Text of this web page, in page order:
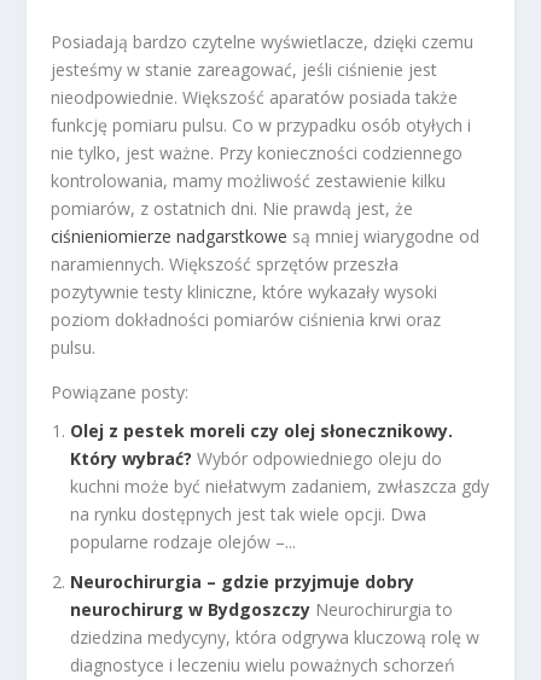
Posiadają bardzo czytelne wyświetlacze, dzięki czemu
jesteśmy w stanie zareagować, jeśli ciśnienie jest
nieodpowiednie. Większość aparatów posiada także
funkcję pomiaru pulsu. Co w przypadku osób otyłych i
nie tylko, jest ważne. Przy konieczności codziennego
kontrolowania, mamy możliwość zestawienie kilku
pomiarów, z ostatnich dni. Nie prawdą jest, że
ciśnieniomierze nadgarstkowe są mniej wiarygodne od
naramiennych. Większość sprzętów przeszła
pozytywnie testy kliniczne, które wykazały wysoki
poziom dokładności pomiarów ciśnienia krwi oraz
pulsu.
Powiązane posty:
Olej z pestek moreli czy olej słonecznikowy.
Który wybrać? Wybór odpowiedniego oleju do
kuchni może być niełatwym zadaniem, zwłaszcza gdy
na rynku dostępnych jest tak wiele opcji. Dwa
popularne rodzaje olejów –...
Neurochirurgia – gdzie przyjmuje dobry
neurochirurg w Bydgoszczy Neurochirurgia to
dziedzina medycyny, która odgrywa kluczową rolę w
diagnostyce i leczeniu wielu poważnych schorzeń